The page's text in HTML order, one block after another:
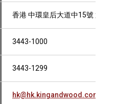
香港 中環皇后大道中15號 置地
3443-1000
3443-1299
hk@hk.kingandwood.com